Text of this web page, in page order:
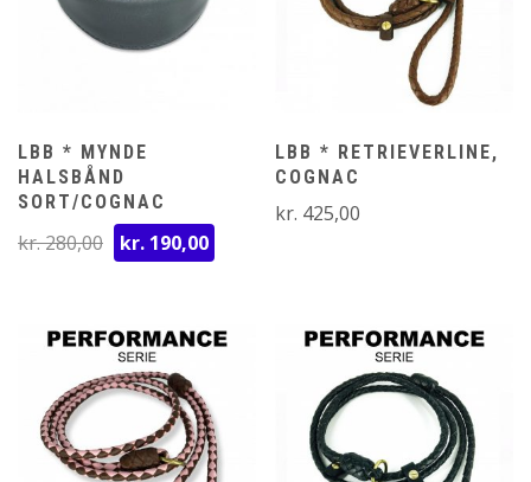
LBB * MYNDE
HALSBÅND
SORT/COGNAC
kr.280,00
Den
oprindelige
kr. 280,00.
kr. 190,00
kr. 190,00.
LBB * RETRIEVERLINE,
COGNAC
kr. 425,00